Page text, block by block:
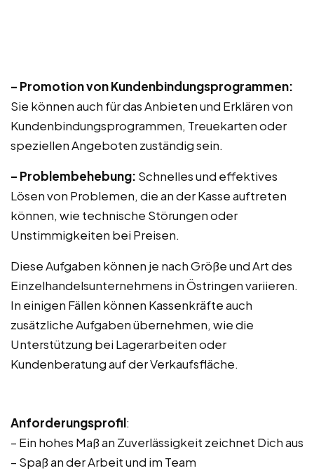
– Promotion von Kundenbindungsprogrammen:
Sie können auch für das Anbieten und Erklären von
Kundenbindungsprogrammen, Treuekarten oder
speziellen Angeboten zuständig sein.
– Problembehebung: Schnelles und effektives
Lösen von Problemen, die an der Kasse auftreten
können, wie technische Störungen oder
Unstimmigkeiten bei Preisen.
Diese Aufgaben können je nach Größe und Art des
Einzelhandelsunternehmens in Östringen variieren.
In einigen Fällen können Kassenkräfte auch
zusätzliche Aufgaben übernehmen, wie die
Unterstützung bei Lagerarbeiten oder
Kundenberatung auf der Verkaufsfläche.
Anforderungsprofil:
– Ein hohes Maß an Zuverlässigkeit zeichnet Dich aus
– Spaß an der Arbeit und im Team